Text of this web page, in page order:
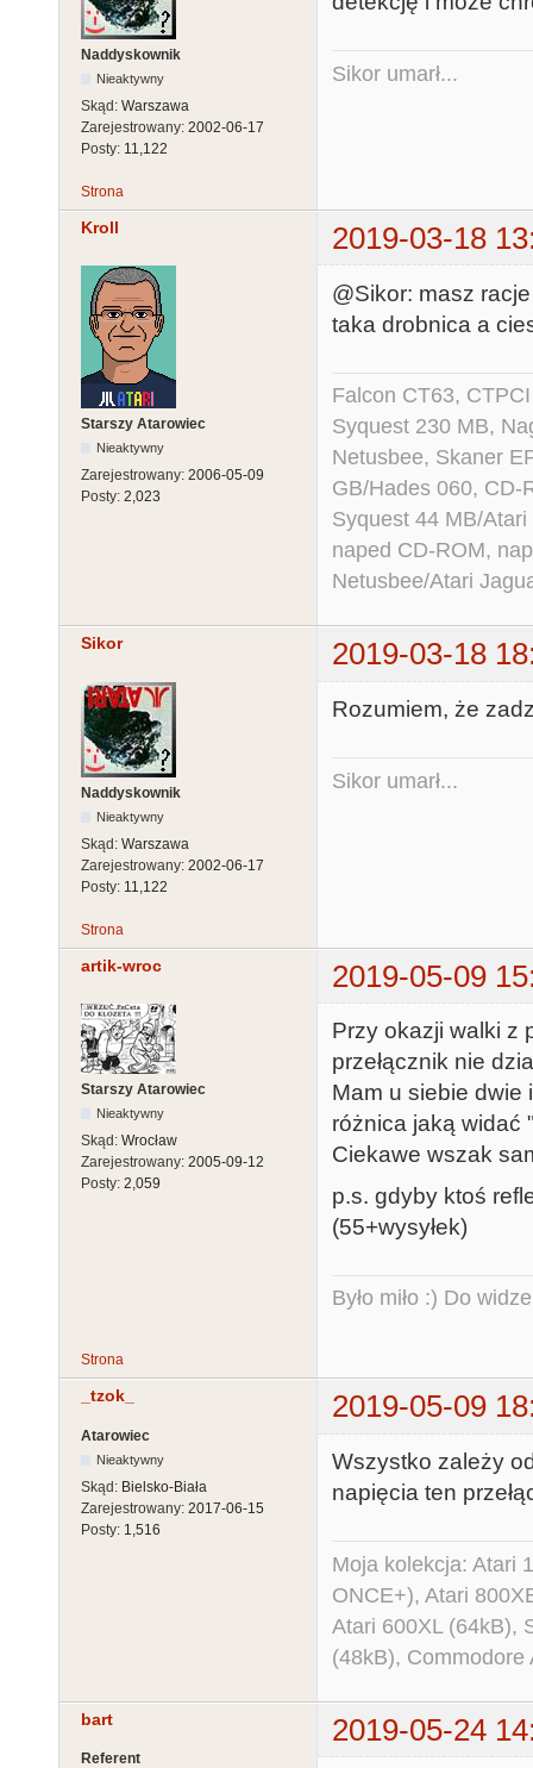
Naddyskownik
Nieaktywny
Skąd: Warszawa
Zarejestrowany: 2002-06-17
Posty: 11,122
Sikor umarł...
Strona
Kroll 2019-03-18
Starszy Atarowiec
Nieaktywny
Zarejestrowany: 2006-05-09
Posty: 2,023
@Sikor: masz
taka drobnica a
Falcon CT63,
Syquest 230 MB,
Netusbee, Skaner
GB/Hades 060, CD-
Syquest 44 MB/
naped CD-ROM,
Netusbee/Atari
Sikor 2019-03-18
Naddyskownik
Nieaktywny
Skąd: Warszawa
Zarejestrowany: 2002-06-17
Posty: 11,122
Rozumiem, że
Sikor umarł...
Strona
artik-wroc 2019-05-09
Starszy Atarowiec
Nieaktywny
Skąd: Wrocław
Zarejestrowany: 2005-09-12
Posty: 2,059
Przy okazji walki z
przełącznik nie
Mam u siebie dwie
różnica jaką widać
Ciekawe wszak
p.s. gdyby ktoś
(55+wysyłek)
Było miło :) Do
Strona
_tzok_ 2019-05-09
Atarowiec
Nieaktywny
Skąd: Bielsko-Biała
Zarejestrowany: 2017-06-15
Posty: 1,516
Wszystko zależy
napięcia ten
Moja kolekcja: Atari
ONCE+), Atari
Atari 600XL (64kB),
(48kB),
bart 2019-05-24
Referent